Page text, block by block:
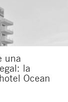
una
la
Ocean